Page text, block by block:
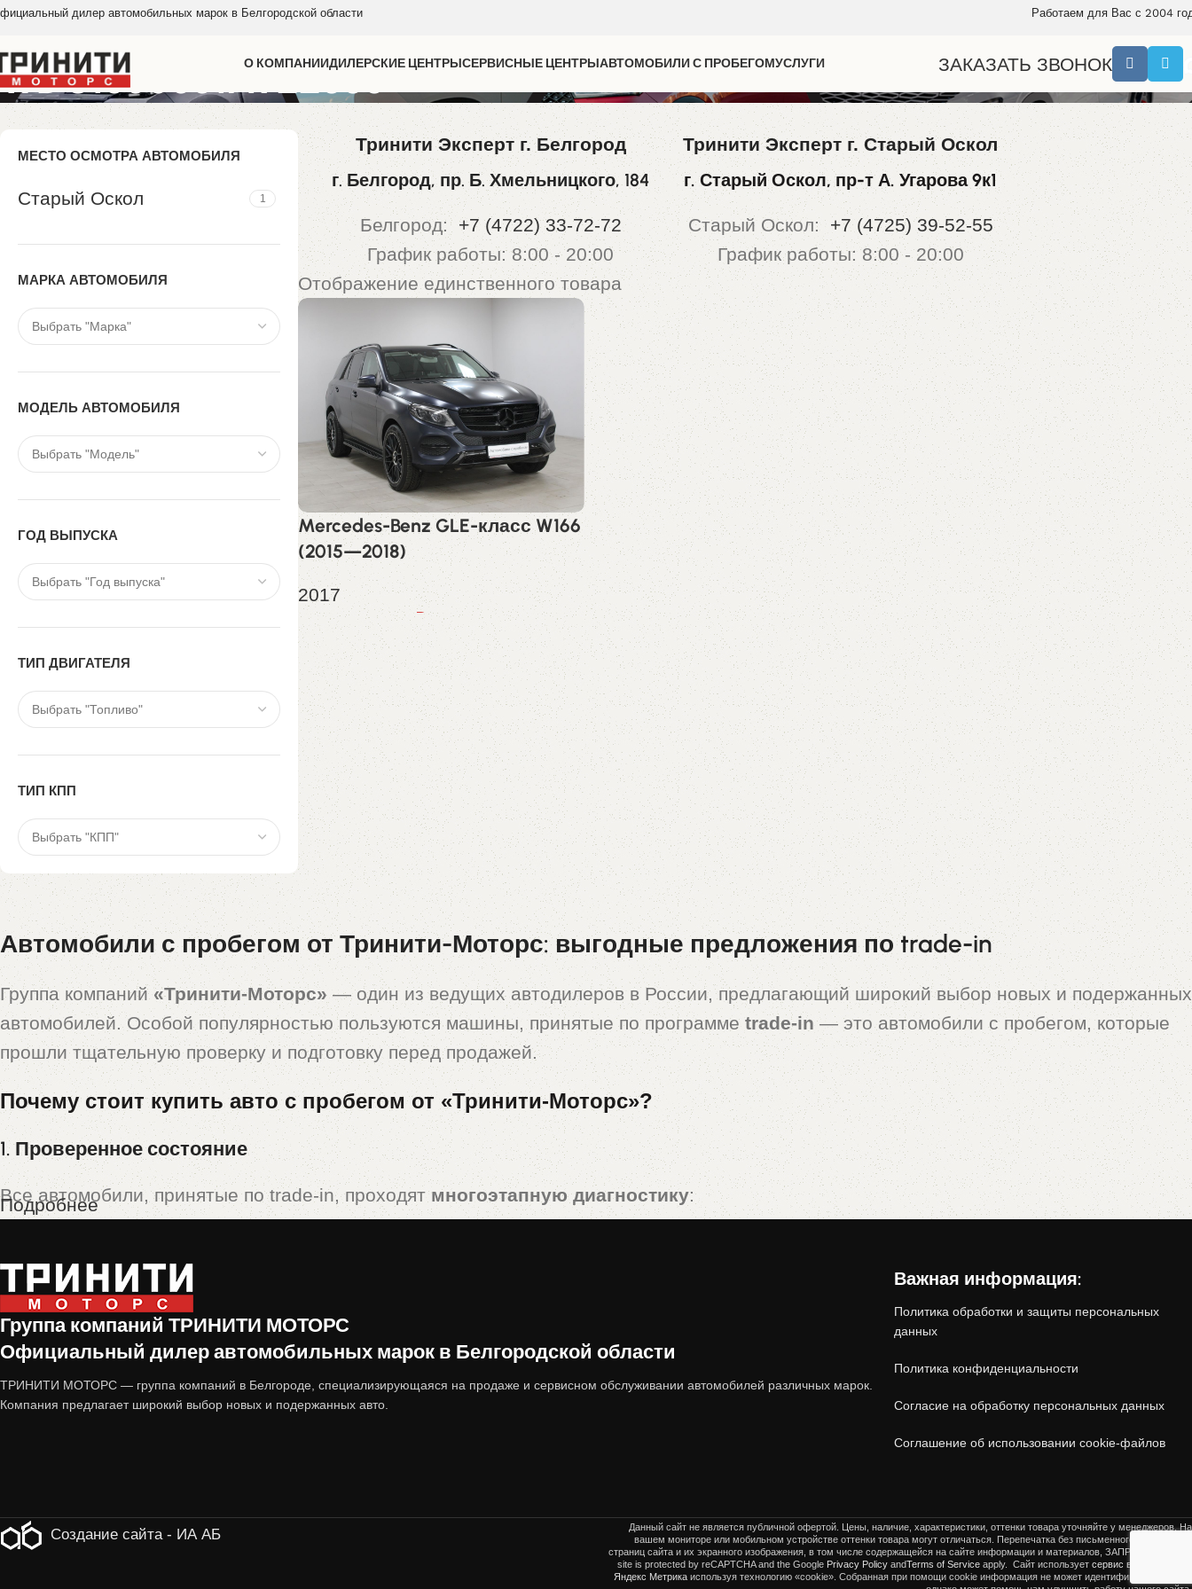
дилер автомобильных марок в Белгородской области Работаем для Вас с 2004
О КОМПАНИИДИЛЕРСКИЕ ЦЕНТРЫСЕРВИСНЫЕ ЦЕНТРЫАВТОМОБИЛИ С ПРОБЕГОМУСЛУГИ ЗАКАЗАТЬ ЗВОНОК
WDC1660551A922885
МЕСТО ОСМОТРА АВТОМОБИЛЯ
Старый Оскол 1
МАРКА АВТОМОБИЛЯ
МОДЕЛЬ АВТОМОБИЛЯ
ГОД ВЫПУСКА
ТИП ДВИГАТЕЛЯ
ТИП КПП
Тринити Эксперт г. Белгород
г. Белгород, пр. Б. Хмельницкого, 184
Белгород: +7 (4722) 33-72-72
График работы: 8:00 - 20:00
Тринити Эксперт г. Старый Оскол
г. Старый Оскол, пр-т А. Угарова 9к1
Старый Оскол: +7 (4725) 39-52-55
График работы: 8:00 - 20:00
Отображение единственного товара
Mercedes-Benz GLE-класс W166
(2015—2018)
2017
2 729 900,00 ₽
Автомобили с пробегом от Тринити-Моторс: выгодные предложения по trade-in
Группа компаний «Тринити-Моторс» — один из ведущих автодилеров в России, предлагающий широкий выбор новых и подержанных
автомобилей. Особой популярностью пользуются машины, принятые по программе trade-in— это автомобили с пробегом, которые
прошли тщательную проверку и подготовку перед продажей.
Почему стоит купить авто с пробегом от «Тринити-Моторс»?
1. Проверенное состояние
Все автомобили, принятые по trade-in, проходятмногоэтапную диагностику:
Кузовная проверка(отсутствие скрытых повреждений, коррозии, следов ДТП).
Юридическая чистота(отсутствие залогов, ограничений, корректность ПТС).
Только после этого машина попадает в продажу, что сводит риски покупателя к минимуму.
3. Дополнительные гарантии
Подробнее
Группа компаний ТРИНИТИ МОТОРС
Официальный дилер автомобильных марок в Белгородской области
ТРИНИТИ МОТОРС — группа компаний в Белгороде, специализирующаяся на продаже и сервисном обслуживании автомобилей различных марок.
Компания предлагает широкий выбор новых и подержанных авто.
Важная информация:
Политика обработки и защиты персональных
данных
Политика конфиденциальности
Согласие на обработку персональных данных
Соглашение об использовании cookie-файлов
Создание сайта - ИА АБ
Данный сайт не является публичной офертой. Цены, наличие, характеристики, оттенки товара уточняйте у менеджеров. На
вашем мониторе или мобильном устройстве оттенки товара могут отличаться. Перепечатка без письменного разрешения
страниц сайта и их экранного изображения, в том числе содержащейся на сайте информации и материалов, ЗАПРЕЩЕНА!
site is protected by reCAPTCHA and the Google Privacy Policy andTerms of Service apply. Сайт использует сервис веб-аналитики
Яндекс Метрика используя технологию «cookie». Собранная при помощи cookie информация не может идентифицировать вас,